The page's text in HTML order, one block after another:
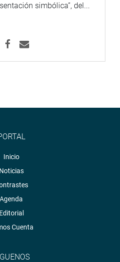
simbólica”, del...
Inicio
Noticias
Agenda
Editorial
Cuenta